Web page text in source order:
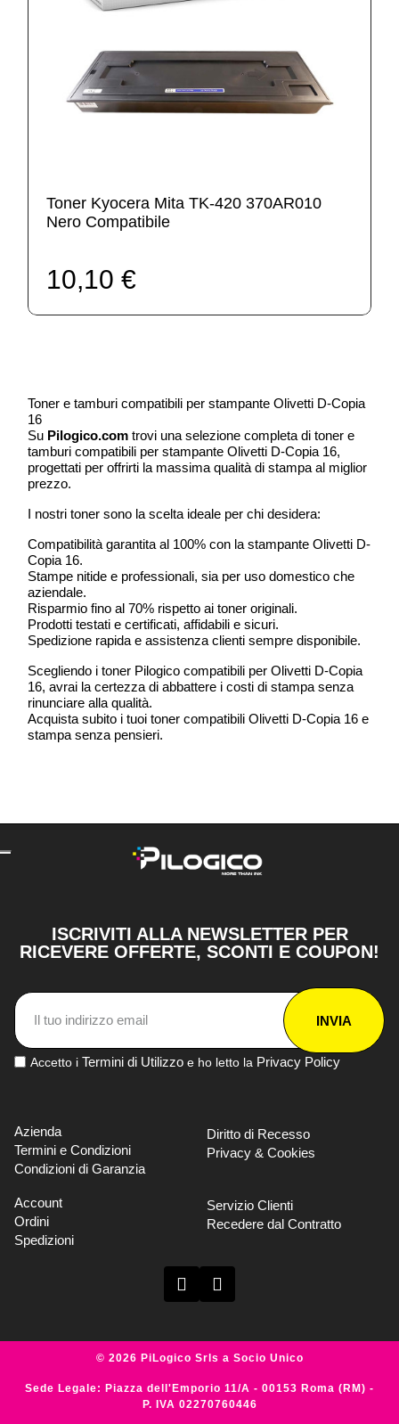
Toner Kyocera Mita TK-420 370AR010
Nero Compatibile
10,10 €
Toner e tamburi compatibili per stampante Olivetti D-Copia
16
Su Pilogico.com trovi una selezione completa di toner e
tamburi compatibili per stampante Olivetti D-Copia 16,
progettati per offrirti la massima qualità di stampa al miglior
prezzo.
I nostri toner sono la scelta ideale per chi desidera:
Compatibilità garantita al 100% con la stampante Olivetti D-
Copia 16.
Stampe nitide e professionali, sia per uso domestico che
aziendale.
Risparmio fino al 70% rispetto ai toner originali.
Prodotti testati e certificati, affidabili e sicuri.
Spedizione rapida e assistenza clienti sempre disponibile.
Scegliendo i toner Pilogico compatibili per Olivetti D-Copia
16, avrai la certezza di abbattere i costi di stampa senza
rinunciare alla qualità.
Acquista subito i tuoi toner compatibili Olivetti D-Copia 16 e
stampa senza pensieri.
ISCRIVITI ALLA NEWSLETTER PER
RICEVERE OFFERTE, SCONTI E COUPON!
INVIA
Accetto i Termini di Utilizzo e ho letto la Privacy Policy
Azienda
Termini e Condizioni
Condizioni di Garanzia
Diritto di Recesso
Privacy & Cookies
Account
Ordini
Spedizioni
Servizio Clienti
Recedere dal Contratto
© 2026 PiLogico Srls a Socio Unico
Sede Legale: Piazza dell'Emporio 11/A - 00153 Roma (RM) -
P. IVA 02270760446